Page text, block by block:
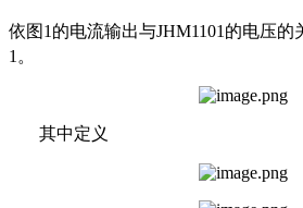
依图1 的电流输出与JHM1101 的电压的
1 。
其中定义